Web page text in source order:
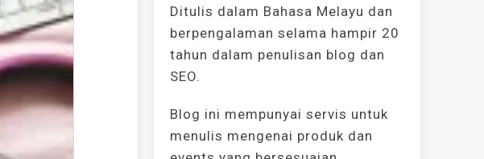
Ditulis dalam Bahasa Melayu dan
berpengalaman selama hampir 20
tahun dalam penulisan blog dan
SEO.
Blog ini mempunyai servis untuk
menulis mengenai produk dan